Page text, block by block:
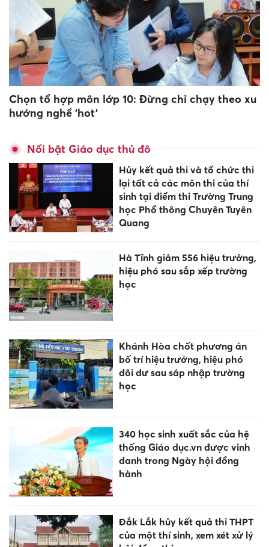
Chọn tổ hợp môn lớp 10: Đừng chỉ chạy theo xu
hướng nghề 'hot'
Nổi bật Giáo dục thủ đô
Hủy kết quả thi và tổ chức thi
lại tất cả các môn thi của thí
sinh tại điểm thi Trường Trung
học Phổ thông Chuyên Tuyên
Quang
Hà Tĩnh giảm 556 hiệu trưởng,
hiệu phó sau sắp xếp trường
học
Khánh Hòa chốt phương án
bố trí hiệu trưởng, hiệu phó
dôi dư sau sáp nhập trường
học
340 học sinh xuất sắc của hệ
thống Giáo dục.vn được vinh
danh trong Ngày hội đồng
hành
Đắk Lắk hủy kết quả thi THPT
của một thí sinh, xem xét xử lý